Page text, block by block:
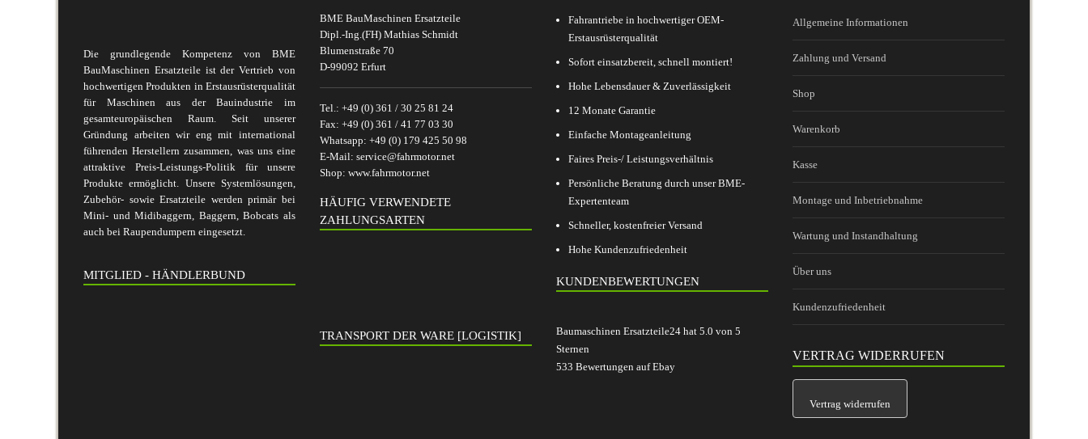
Die grundlegende Kompetenz von BME
BauMaschinen Ersatzteile ist der Vertrieb von
hochwertigen Produkten in Erstausrüsterqualität
für Maschinen aus der Bauindustrie im
gesamteuropäischen Raum. Seit unserer
Gründung arbeiten wir eng mit international
führenden Herstellern zusammen, was uns eine
attraktive Preis-Leistungs-Politik für unsere
Produkte ermöglicht. Unsere Systemlösungen,
Zubehör- sowie Ersatzteile werden primär bei
Mini- und Midibaggern, Baggern, Bobcats als
auch bei Raupendumpern eingesetzt.
MITGLIED - HÄNDLERBUND
BME BauMaschinen Ersatzteile
Dipl.-Ing.(FH) Mathias Schmidt
Blumenstraße 70
D-99092 Erfurt
Tel.: +49 (0) 361 / 30 25 81 24
Fax: +49 (0) 361 / 41 77 03 30
Whatsapp: +49 (0) 179 425 50 98
E-Mail: service@fahrmotor.net
Shop: www.fahrmotor.net
HÄUFIG VERWENDETE
ZAHLUNGSARTEN
TRANSPORT DER WARE [LOGISTIK]
Fahrantriebe in hochwertiger OEM-
Erstausrüsterqualität
Sofort einsatzbereit, schnell montiert!
Hohe Lebensdauer & Zuverlässigkeit
12 Monate Garantie
Einfache Montageanleitung
Faires Preis-/ Leistungsverhältnis
Persönliche Beratung durch unser BME-
Expertenteam
Schneller, kostenfreier Versand
Hohe Kundenzufriedenheit
KUNDENBEWERTUNGEN
Baumaschinen Ersatzteile24 hat 5.0 von 5
Sternen
533 Bewertungen auf Ebay
Allgemeine Informationen
Zahlung und Versand
Shop
Warenkorb
Kasse
Montage und Inbetriebnahme
Wartung und Instandhaltung
Über uns
Kundenzufriedenheit
VERTRAG WIDERRUFEN
Vertrag widerrufen